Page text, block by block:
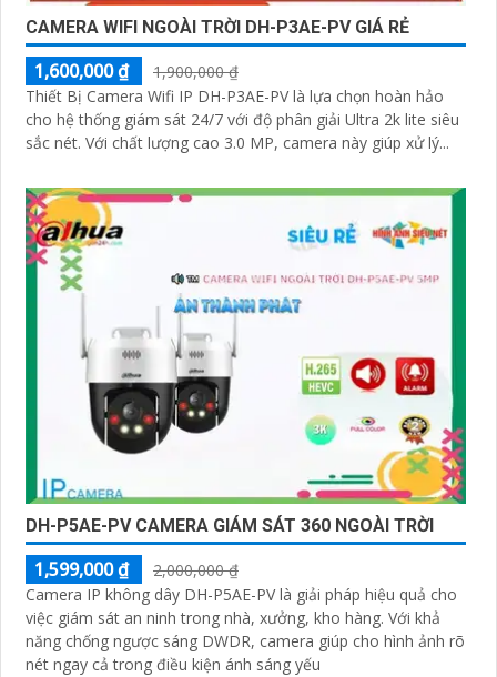
CAMERA WIFI NGOÀI TRỜI DH-P3AE-PV GIÁ RẺ
1,600,000 ₫
1,900,000 ₫
Thiết Bị Camera Wifi IP DH-P3AE-PV là lựa chọn hoàn hảo
cho hệ thống giám sát 24/7 với độ phân giải Ultra 2k lite siêu
sắc nét. Với chất lượng cao 3.0 MP, camera này giúp xử lý...
DH-P5AE-PV CAMERA GIÁM SÁT 360 NGOÀI TRỜI
1,599,000 ₫
2,000,000 ₫
Camera IP không dây DH-P5AE-PV là giải pháp hiệu quả cho
việc giám sát an ninh trong nhà, xưởng, kho hàng. Với khả
năng chống ngược sáng DWDR, camera giúp cho hình ảnh rõ
nét ngay cả trong điều kiện ánh sáng yếu